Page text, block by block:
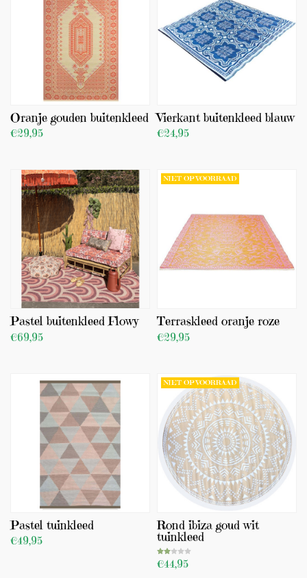
Oranje gouden buitenkleed
€29,95
TOEVOEGEN
Vierkant buitenkleed blauw
€24,95
Pastel buitenkleed Flowy
€69,95
TOEVOEGEN
NIET OP VOORRAAD
Terraskleed oranje roze
€29,95
Pastel tuinkleed
€49,95
NIET OP VOORRAAD
Rond ibiza goud wit
tuinkleed
€44,95